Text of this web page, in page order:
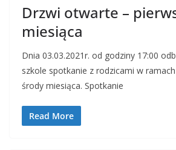
Drzwi otwarte –
miesiąca
Dnia 03.03.2021r. od godziny 17:00
szkole spotkanie z rodzicami w
środy miesiąca. Spotkanie
Read More